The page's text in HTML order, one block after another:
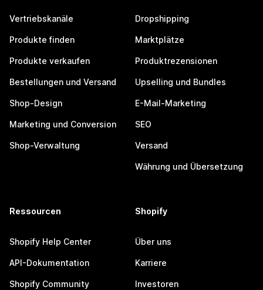
Vertriebskanäle
Produkte finden
Produkte verkaufen
Bestellungen und Versand
Shop-Design
Marketing und Conversion
Shop-Verwaltung
Dropshipping
Marktplätze
Produktrezensionen
Upselling und Bundles
E-Mail-Marketing
SEO
Versand
Währung und Übersetzung
Ressourcen
Shopify Help Center
API-Dokumentation
Shopify Community
Shopify
Über uns
Karriere
Investoren